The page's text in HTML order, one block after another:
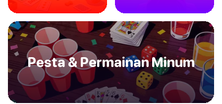
Pesta & Permainan Minum